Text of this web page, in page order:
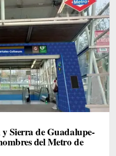
Sierra de Guadalupe-
del Metro de